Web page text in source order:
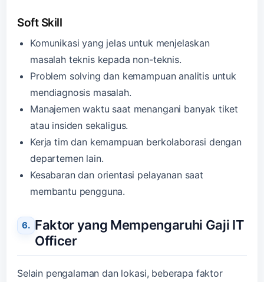
Soft Skill
Komunikasi yang jelas untuk menjelaskan
masalah teknis kepada non-teknis.
Problem solving dan kemampuan analitis untuk
mendiagnosis masalah.
Manajemen waktu saat menangani banyak tiket
atau insiden sekaligus.
Kerja tim dan kemampuan berkolaborasi dengan
departemen lain.
Kesabaran dan orientasi pelayanan saat
membantu pengguna.
Faktor yang Mempengaruhi Gaji IT
Officer
Selain pengalaman dan lokasi, beberapa faktor